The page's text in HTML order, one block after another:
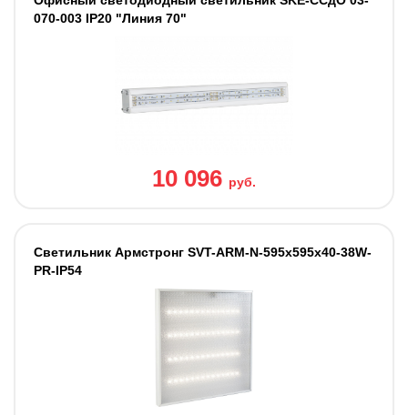
070-003 IP20 "Линия 70"
10 096 руб.
Светильник Армстронг SVT-ARM-N-595x595x40-38W-
PR-IP54